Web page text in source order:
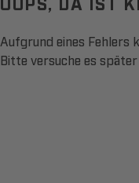
Aufgrund eines Fehlers
Bitte versuche es später